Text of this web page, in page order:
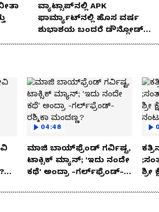
ವ್ಯಾಟ್ಸಾಪ್‌ನಲ್ಲಿ APK
ಫಾರ್ಮ್ಯಾಟ್‌ನಲ್ಲಿ ಹೊಸ ವರ್ಷ
ಶುಭಾಶಯ ಬಂದರೆ ಡೌನ್ಲೋಡ್
ಮಾಡಬೇಡಿ!
04:48
ಮಾಜಿ ಬಾಯ್‌ಫ್ರೆಂಡ್ ಗರ್ವಿಷ್ಟ,
ಟಾಕ್ಸಿಕ್ ಮ್ಯಾನ್; 'ಇದು ನಂದೇ
ಕಥೆ' ಅಂದ್ರಾ -ಗರ್ಲ್‌ಫ್ರೆಂಡ್-
ಶ್ರೀ